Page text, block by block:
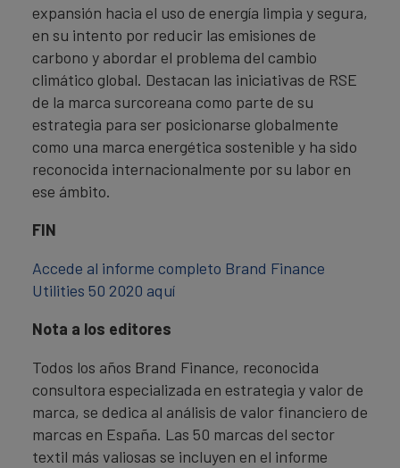
expansión hacia el uso de energía limpia y segura,
en su intento por reducir las emisiones de
carbono y abordar el problema del cambio
climático global. Destacan las iniciativas de RSE
de la marca surcoreana como parte de su
estrategia para ser posicionarse globalmente
como una marca energética sostenible y ha sido
reconocida internacionalmente por su labor en
ese ámbito.
FIN
Accede al informe completo Brand Finance
Utilities 50 2020 aquí
Nota a los editores
Todos los años Brand Finance, reconocida
consultora especializada en estrategia y valor de
marca, se dedica al análisis de valor financiero de
marcas en España. Las 50 marcas del sector
textil más valiosas se incluyen en el informe